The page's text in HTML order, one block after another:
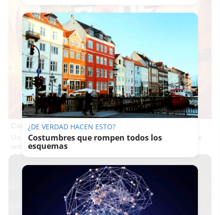
Corepunk MMORPG
Un verdadero MMORPG de la vieja escuela ¡Cómo los de
antes, pero mejor!
¿DE VERDAD HACEN ESTO?
Costumbres que rompen todos los
esquemas